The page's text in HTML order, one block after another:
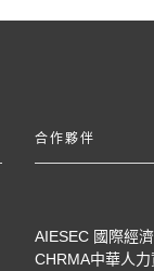
合作夥伴
AIESEC 國際經
CHRMA中華人